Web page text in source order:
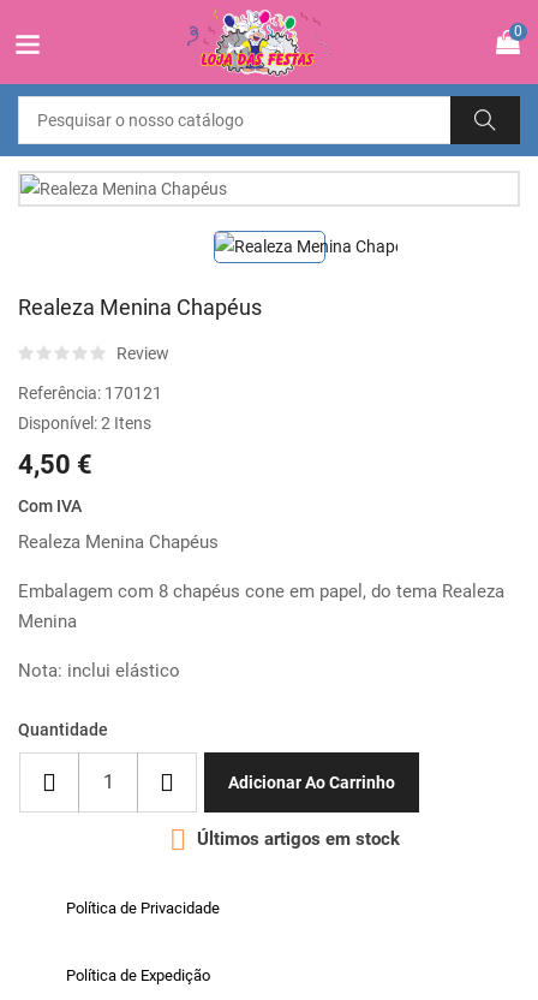
0
Realeza Menina Chapéus
Review
Referência: 170121
Disponível:2 Itens
4,50 €
Com IVA
Realeza Menina Chapéus
Embalagem com 8 chapéus cone em papel, do tema Realeza
Menina
Nota: inclui elástico
Quantidade
Adicionar Ao Carrinho
 Últimos artigos em stock
Política de Privacidade
Política de Expedição